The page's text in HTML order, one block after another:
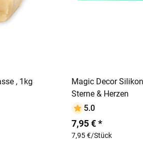
, 1kg
Magic Decor
Sterne & Herzen
5.0
7,95 € *
7,95 €/Stück